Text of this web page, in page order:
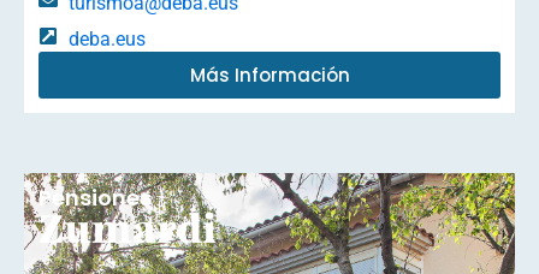
deba.eus
Más Información
Pensiones
Zumardi